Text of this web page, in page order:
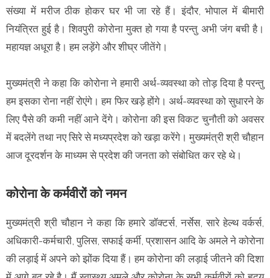
संख्या में मरीज ठीक होकर घर भी जा रहे हैं। इंदौर, भोपाल में बीमारी
नियंत्रित हुई है। शिवपुरी कोरोना मुक्त हो गया है परन्तु अभी जंग बची है।
महायज्ञ अधूरा है। हम लड़ेंगे और शीघ्र जीतेंगे।
मुख्यमंत्री ने कहा कि कोरोना ने हमारी अर्थ-व्यवस्था को तोड़ दिया है परन्तु
हम इसका रोना नहीं रोएंगे। हम फिर खड़े होंगे। अर्थ-व्यवस्था को सुधारने के
लिए पैसे की कमी नहीं आने देंगे। कोरोना की इस विकट चुनौती को अवसर
में बदलेंगे तथा नए सिरे से मध्यप्रदेश को खड़ा करेंगे। मुख्यमंत्री श्री चौहान
आज दूरदर्शन के माध्यम से प्रदेश की जनता को संबोधित कर रहे थे।
कोरोना के कर्मवीरों को नमन
मुख्यमंत्री श्री चौहान ने कहा कि हमारे डॉक्टर्स, नर्सेस, सारे हेल्थ वर्कर्स,
अधिकारी-कर्मचारी, पुलिस, सफाई कर्मी, प्रशासन आदि के अमले ने कोरोना
की लड़ाई में अपने को झोंक दिया हैं। हम कोरोना की लड़ाई जीतने की दिशा